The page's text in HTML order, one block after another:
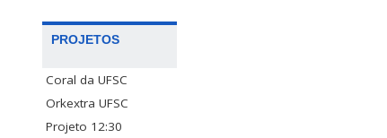
PROJETOS
Coral da UFSC
Orkextra UFSC
Projeto 12:30